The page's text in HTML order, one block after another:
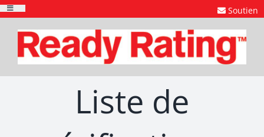
Skip
to
content
Toggle
Soutien
Liste de